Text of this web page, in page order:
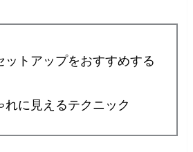
ットアップをおすすめする
れに見えるテクニック